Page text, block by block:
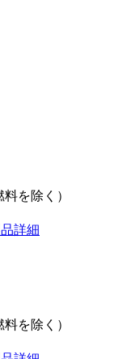
を除く）
詳細
を除く）